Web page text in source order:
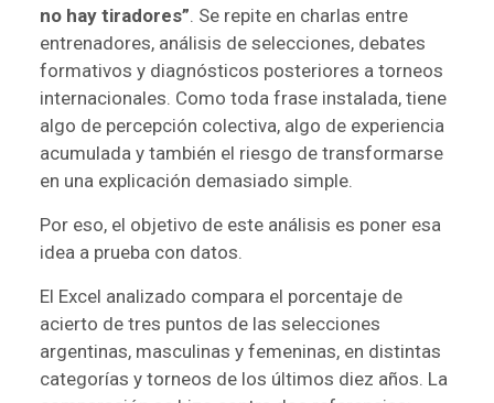
no hay tiradores”. Se repite en charlas entre
entrenadores, análisis de selecciones, debates
formativos y diagnósticos posteriores a torneos
internacionales. Como toda frase instalada, tiene
algo de percepción colectiva, algo de experiencia
acumulada y también el riesgo de transformarse
en una explicación demasiado simple.
Por eso, el objetivo de este análisis es poner esa
idea a prueba con datos.
El Excel analizado compara el porcentaje de
acierto de tres puntos de las selecciones
argentinas, masculinas y femeninas, en distintas
categorías y torneos de los últimos diez años. La